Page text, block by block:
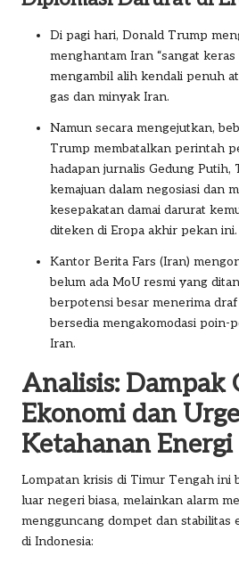
Di pagi hari, Donald Trump
menghantam Iran “sangat keras
mengambil alih kendali penuh
gas dan minyak Iran.
Namun secara mengejutkan,
Trump membatalkan perintah
hadapan jurnalis Gedung Putih,
kemajuan dalam negosiasi dan
kesepakatan damai darurat
diteken di Eropa akhir pekan ini.
Kantor Berita Fars (Iran)
belum ada MoU resmi yang
berpotensi besar menerima
bersedia mengakomodasi poin-
Iran.
Analisis: Dampak
Ekonomi dan
Ketahanan
Lompatan krisis di Timur Tengah ini
luar negeri biasa, melainkan alarm
mengguncang dompet dan stabilitas
di Indonesia: